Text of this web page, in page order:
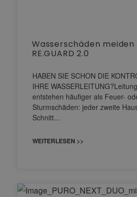
Wasserschäden meiden
RE.GUARD 2.0
HABEN SIE SCHON DIE
IHRE
entstehen häufiger als Feuer-
Sturmschäden: jeder zweite
Schnitt…
WEITERLESEN >>